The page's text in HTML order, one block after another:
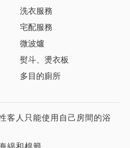
洗衣服務
宅配服務
微波爐
熨斗、燙衣板
多目的廁所
客人只能使用自己房間的浴